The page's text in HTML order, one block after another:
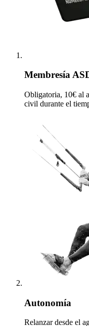
Membresía
Obligatoria, 10€ al
civil durante el
Autonomía
Relanzar desde el